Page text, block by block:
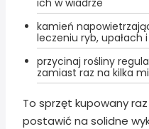
ich w wiadrze
kamień
leczeniu ryb, upałach
przycinaj rośliny
zamiast raz na kilka
To sprzęt kupowany
postawić na solidne